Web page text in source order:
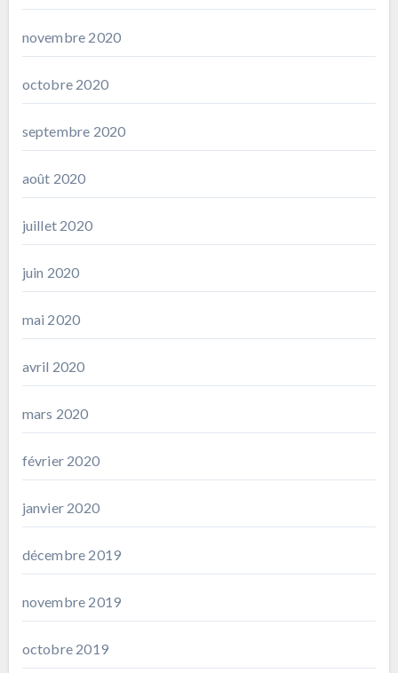
novembre 2020
octobre 2020
septembre 2020
août 2020
juillet 2020
juin 2020
mai 2020
avril 2020
mars 2020
février 2020
janvier 2020
décembre 2019
novembre 2019
octobre 2019